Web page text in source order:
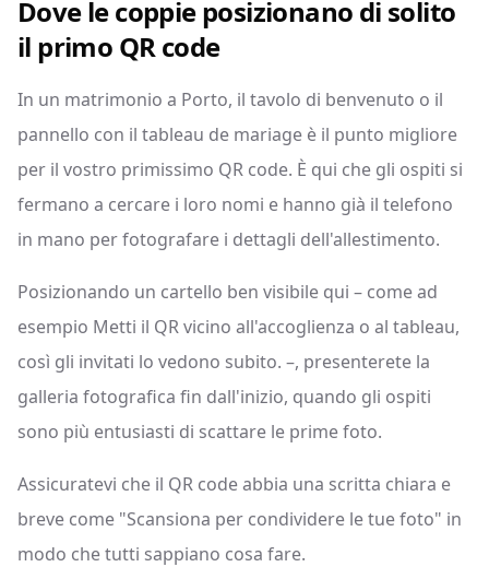
Dove le coppie posizionano di solito
il primo QR code
In un matrimonio a Porto, il tavolo di benvenuto o il
pannello con il tableau de mariage è il punto migliore
per il vostro primissimo QR code. È qui che gli ospiti si
fermano a cercare i loro nomi e hanno già il telefono
in mano per fotografare i dettagli dell'allestimento.
Posizionando un cartello ben visibile qui – come ad
esempio Metti il QR vicino all'accoglienza o al tableau,
così gli invitati lo vedono subito. –, presenterete la
galleria fotografica fin dall'inizio, quando gli ospiti
sono più entusiasti di scattare le prime foto.
Assicuratevi che il QR code abbia una scritta chiara e
breve come "Scansiona per condividere le tue foto" in
modo che tutti sappiano cosa fare.